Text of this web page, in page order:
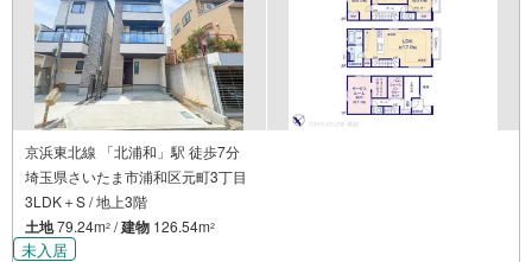
●小学校徒歩5分
●閑静な住宅地
●日当たり良好
●充実の設備
◇当社の強みは
（1）リフォーム（当社でも再販事業を行っている為、お客様に最適なプラ
ンをご提供できます。）
（2）注文住宅のご紹介（提携ハウスメーカー7社を保有しておりますの
で、ご予算・ご希望に合ったプランをご紹介できます。）
◇住まいに関する不動産情報を豊富に取り揃えております。またリフォー
ムの相談も承ります。
京浜東北線 「北浦和」駅 徒歩7分
埼玉県さいたま市浦和区元町3丁目
3LDK＋S / 地上3階
土地79.24m2 /建物 126.54m2
未入居